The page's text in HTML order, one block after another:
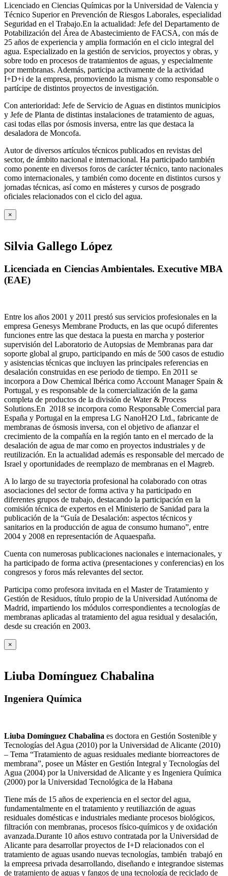
Licenciado en Ciencias Químicas por la Universidad de Valencia y
Técnico Superior en Prevención de Riesgos Laborales, especialidad
Seguridad en el Trabajo.En la actualidad: Jefe del Departamento de
Potabilización del Área de Abastecimiento de FACSA, con más de
25 años de experiencia y amplia formación en el ciclo integral del
agua. Especializado en la gestión de servicios, proyectos y obras, y
sobre todo en procesos de tratamientos de aguas, y especialmente
por membranas. Además, participa activamente de la actividad
I+D+i de la empresa, promoviendo la misma y como responsable o
partícipe de distintos proyectos de investigación.
Con anterioridad: Jefe de Servicio de Aguas en distintos municipios
y Jefe de Planta de distintas instalaciones de tratamiento de aguas,
casi todas ellas por ósmosis inversa, entre las que destaca la
desaladora de Moncofa.
Autor de diversos artículos técnicos publicados en revistas del
sector, de ámbito nacional e internacional. Ha participado también
como ponente en diversos foros de carácter técnico, tanto nacionales
como internacionales, y también como docente en distintos cursos y
jornadas técnicas, así como en másteres y cursos de posgrado
oficiales relacionados con el ciclo del agua.
×
Silvia Gallego López
Licenciada en Ciencias Ambientales. Executive MBA
(EAE)
Entre los años 2001 y 2011 prestó sus servicios profesionales en la
empresa Genesys Membrane Products, en las que ocupó diferentes
funciones entre las que destaca la puesta en marcha y posterior
supervisión del Laboratorio de Autopsias de Membranas para dar
soporte global al grupo, participando en más de 500 casos de estudio
y asistencias técnicas que incluyen las principales referencias en
desalación construidas en ese periodo de tiempo. En 2011 se
incorpora a Dow Chemical Ibérica como Account Manager Spain &
Portugal, y es responsable de la comercialización de la gama
completa de productos de la división de Water & Process
Solutions.En 2018 se incorpora como Responsable Comercial para
España y Portugal en la empresa LG NanoH2O Ltd., fabricante de
membranas de ósmosis inversa, con el objetivo de afianzar el
crecimiento de la compañía en la región tanto en el mercado de la
desalación de agua de mar como en proyectos industriales y de
reutilización. En la actualidad además es responsable del mercado de
Israel y oportunidades de reemplazo de membranas en el Magreb.
A lo largo de su trayectoria profesional ha colaborado con otras
asociaciones del sector de forma activa y ha participado en
diferentes grupos de trabajo, destacando la participación en la
comisión técnica de expertos en el Ministerio de Sanidad para la
publicación de la “Guía de Desalación: aspectos técnicos y
sanitarios en la producción de agua de consumo humano”, entre
2004 y 2008 en representación de Aquaespaña.
Cuenta con numerosas publicaciones nacionales e internacionales, y
ha participado de forma activa (presentaciones y conferencias) en los
congresos y foros más relevantes del sector.
Participa como profesora invitada en el Master de Tratamiento y
Gestión de Residuos, título propio de la Universidad Autónoma de
Madrid, impartiendo los módulos correspondientes a tecnologías de
membranas aplicadas al tratamiento del agua residual y desalación,
desde su creación en 2003.
×
Liuba Domínguez Chabalina
Ingeniera Química
Liuba Domínguez Chabalina es doctora en Gestión Sostenible y
Tecnologías del Agua (2010) por la Universidad de Alicante (2010)
– Tema “Tratamiento de aguas residuales mediante biorreactores de
membrana”, posee un Máster en Gestión Integral y Tecnologías del
Agua (2004) por la Universidad de Alicante y es Ingeniera Química
(2000) por la Universidad Tecnológica de la Habana
Tiene más de 15 años de experiencia en el sector del agua,
fundamentalmente en el tratamiento y reutiliazción de aguas
residuales domésticas e industriales mediante procesos biológicos,
filtración con membranas, procesos físico-químicos y de oxidación
avanzada.Durante 10 años estuvo contratada por la Universidad de
Alicante para desarrollar proyectos de I+D relacionados con el
tratamiento de aguas usando nuevas tecnologías, también trabajó en
la empreesa privada desarrollando, diseñando e integrandoe sistemas
de tratamiento de aguas y fangos de una tecnología de reciclado de